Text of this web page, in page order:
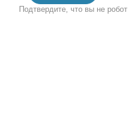
Подтвердите, что вы не робот